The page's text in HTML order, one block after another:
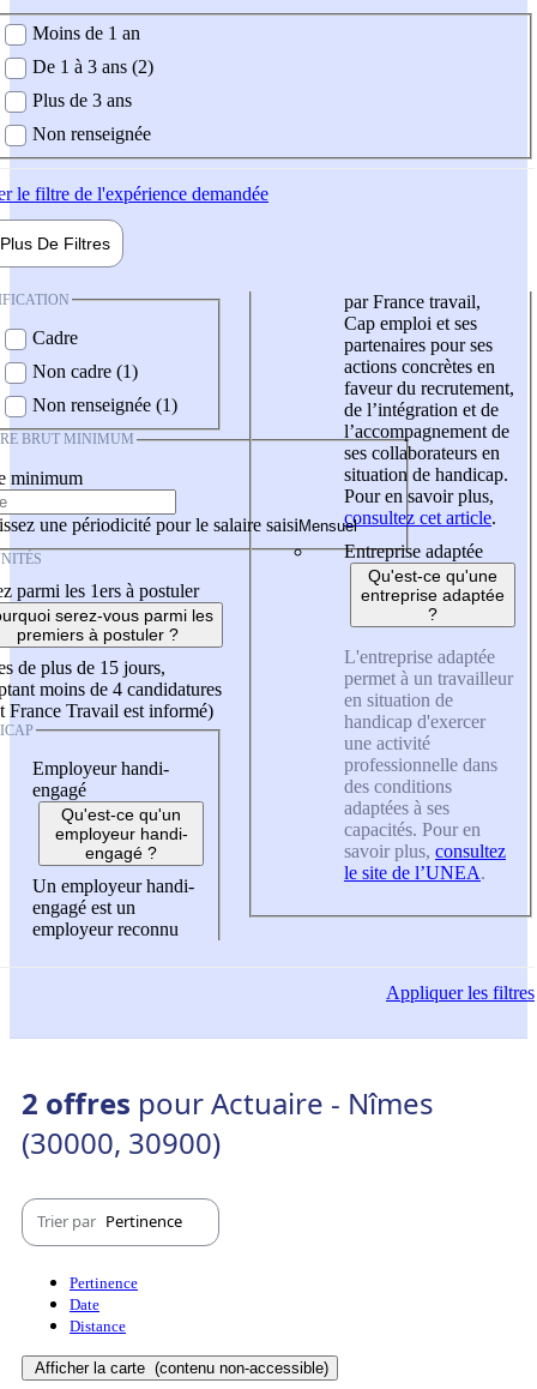
demandée
Moins de 1 an
De 1 à 3 ans (2)
Plus de 3 ans
Non renseignée
le filtre de l'expérience demandée
Plus De Filtres
Cadre
Non cadre (1)
Non renseignée (1)
BRUT MINIMUM
minimum
une périodicité pour le salaire saisi
parmi les 1ers à postuler
serez-vous parmi les
premiers à postuler ?
de plus de 15 jours,
moins de 4 candidatures
France Travail est informé)
Employeur handi-
engagé
Qu'est-ce qu'un
employeur handi-
engagé ?
Un employeur handi-
engagé est un
employeur reconnu
par France travail,
Cap emploi et ses
partenaires pour ses
actions concrètes en
faveur du recrutement,
de l’intégration et de
l’accompagnement de
ses collaborateurs en
situation de handicap.
Pour en savoir plus,
consultez cet article.
Entreprise adaptée
Qu'est-ce qu'une
entreprise adaptée
?
L'entreprise adaptée
permet à un travailleur
en situation de
handicap d'exercer
une activité
professionnelle dans
des conditions
adaptées à ses
capacités. Pour en
savoir plus, consultez
le site de l’UNEA.
Appliquerles filtres
2 offres pour Actuaire - Nîmes
(30000, 30900)
Trier par Pertinence
Pertinence
Date
Distance
Afficher la carte (contenu non-accessible)